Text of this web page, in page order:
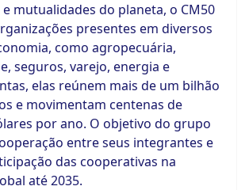
mutualidades do planeta, o CM50
presentes em diversos
como agropecuária,
seguros, varejo, energia e
elas reúnem mais de um bilhão
e movimentam centenas de
por ano. O objetivo do grupo
entre seus integrantes e
das cooperativas na
até 2035.